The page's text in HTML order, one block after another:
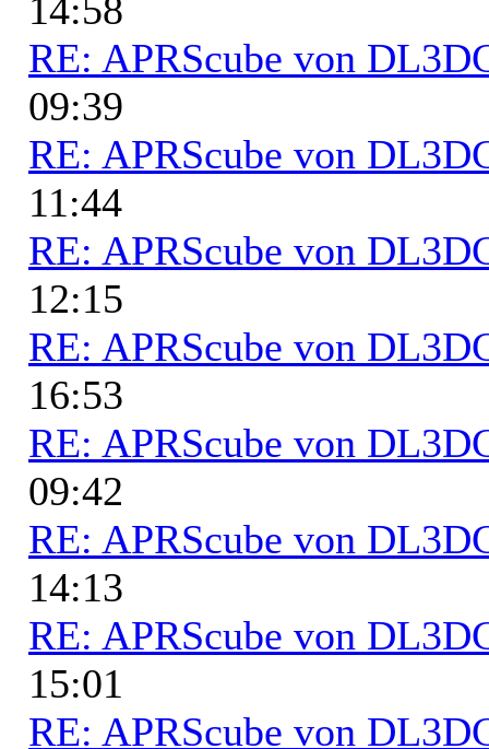
14:58
RE: APRScube von
09:39
RE: APRScube von
11:44
RE: APRScube von
12:15
RE: APRScube von
16:53
RE: APRScube von
09:42
RE: APRScube von
14:13
RE: APRScube von
15:01
RE: APRScube von